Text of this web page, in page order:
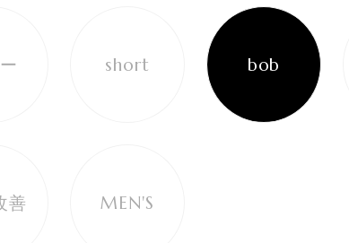
short bob
善 MEN'S